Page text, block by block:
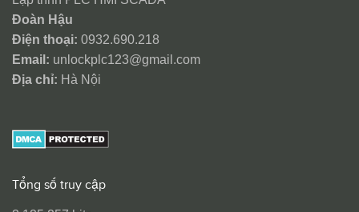
Đoàn Hậu
Điện thoại: 0932.690.218
Email: unlockplc123@gmail.com
Địa chỉ: Hà Nội
Tổng số truy cập